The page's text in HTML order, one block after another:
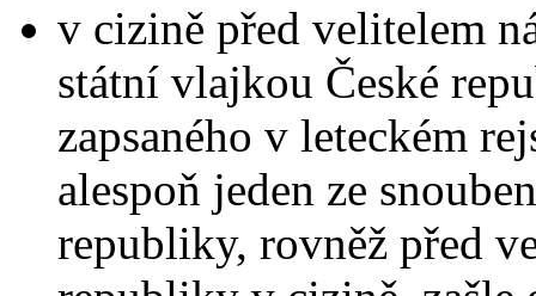
v cizině před velitelem
státní vlajkou České
zapsaného v leteckém
alespoň jeden ze
republiky, rovněž před